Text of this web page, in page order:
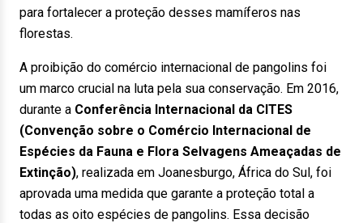
para fortalecer a proteção desses mamíferos nas
florestas.
A proibição do comércio internacional de pangolins foi
um marco crucial na luta pela sua conservação. Em 2016,
durante a Conferência Internacional da CITES
(Convenção sobre o Comércio Internacional de
Espécies da Fauna e Flora Selvagens Ameaçadas de
Extinção), realizada em Joanesburgo, África do Sul, foi
aprovada uma medida que garante a proteção total a
todas as oito espécies de pangolins. Essa decisão